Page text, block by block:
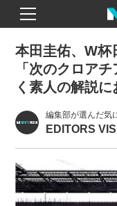
編集部が選んだ気
EDITORS
本田圭佑、W杯
「次のクロア
く素人の解説に